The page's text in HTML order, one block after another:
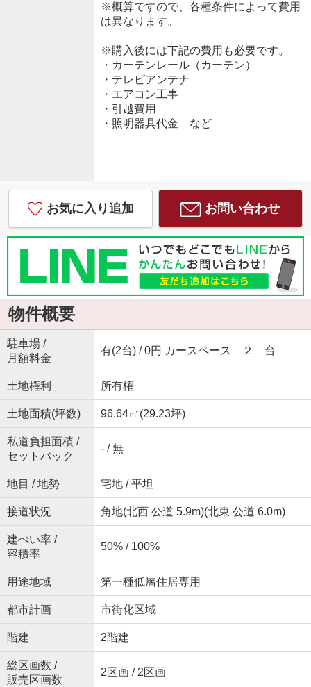
※概算ですので、各種条件によって費用
は異なります。
※購入後には下記の費用も必要です。
・カーテンレール（カーテン）
・テレビアンテナ
・エアコン工事
・引越費用
・照明器具代金 など
お気に入り追加 お問い合わせ
物件概要
駐車場 /
月額料金
有(2台) / 0円 カースペース ２ 台
土地権利 所有権
土地面積(坪数) 96.64㎡(29.23坪)
私道負担面積 /
セットバック
- / 無
地目 / 地勢 宅地 / 平坦
接道状況 角地(北西 公道 5.9m)(北東 公道 6.0m)
建ぺい率 /
容積率
50% / 100%
用途地域 第一種低層住居専用
都市計画 市街化区域
階建 2階建
総区画数 /
販売区画数
2区画 / 2区画